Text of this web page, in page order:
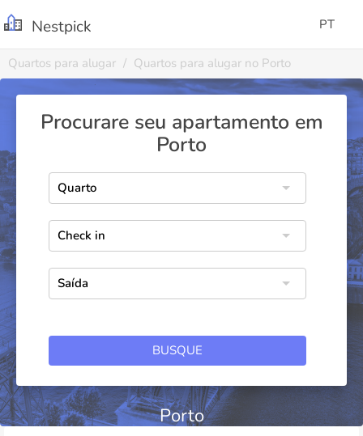
Nestpick PT
Quartos para alugar Quartos para alugar no Porto
Procurare seu apartamento em
Porto
BUSQUE
Porto